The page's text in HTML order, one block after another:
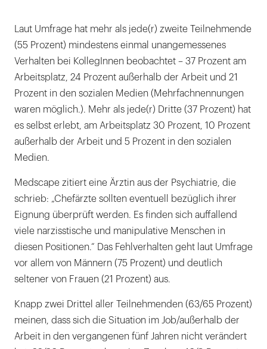
Laut Umfrage hat mehr als jede(r) zweite Teilnehmende
(55 Prozent) mindestens einmal unangemessenes
Verhalten bei KollegInnen beobachtet – 37 Prozent am
Arbeitsplatz, 24 Prozent außerhalb der Arbeit und 21
Prozent in den sozialen Medien (Mehrfachnennungen
waren möglich.). Mehr als jede(r) Dritte (37 Prozent) hat
es selbst erlebt, am Arbeitsplatz 30 Prozent, 10 Prozent
außerhalb der Arbeit und 5 Prozent in den sozialen
Medien.
Medscape zitiert eine Ärztin aus der Psychiatrie, die
schrieb: „Chefärzte sollten eventuell bezüglich ihrer
Eignung überprüft werden. Es finden sich auffallend
viele narzisstische und manipulative Menschen in
diesen Positionen.“ Das Fehlverhalten geht laut Umfrage
vor allem von Männern (75 Prozent) und deutlich
seltener von Frauen (21 Prozent) aus.
Knapp zwei Drittel aller Teilnehmenden (63/65 Prozent)
meinen, dass sich die Situation im Job/außerhalb der
Arbeit in den vergangenen fünf Jahren nicht verändert